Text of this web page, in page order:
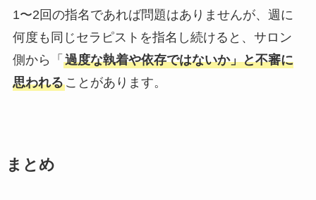
1〜2回の指名であれば問題はありませんが、週に
何度も同じセラピストを指名し続けると、サロン
側から「 過度な執着や依存ではないか」と不審に
思われることがあります。
まとめ